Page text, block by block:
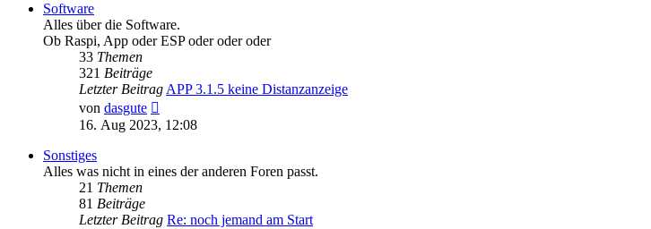
Software
Alles über die Software.
Ob Raspi, App oder ESP oder oder oder
33 Themen
321 Beiträge
Letzter BeitragAPP 3.1.5 keine Distanzanzeige
von dasgute
Beitrag
16. Aug 2023, 12:08
Sonstiges
Alles was nicht in eines der anderen Foren passt.
21 Themen
81 Beiträge
Letzter Beitrag Re: noch jemand am Start